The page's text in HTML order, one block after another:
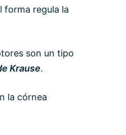
forma regula la
son un tipo
Krause.
la córnea